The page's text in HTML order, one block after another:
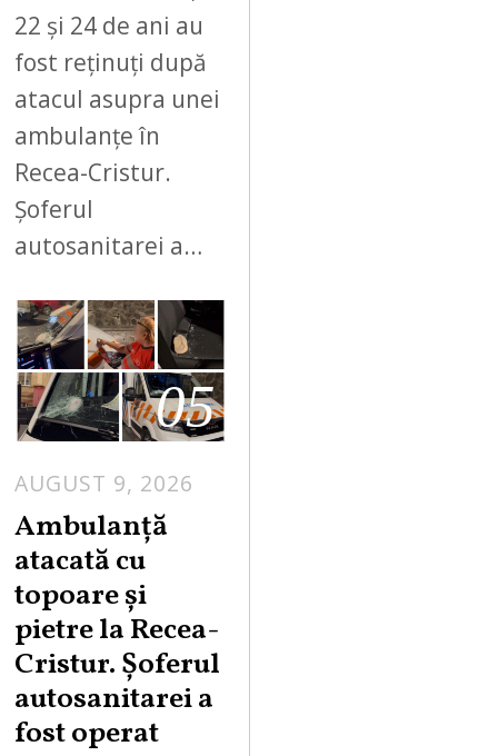
22 și 24 de ani au
fost reținuți după
atacul asupra unei
ambulanțe în
Recea-Cristur.
Șoferul
autosanitarei a…
05
AUGUST 9, 2026
Ambulanță
atacată cu
topoare și
pietre la Recea-
Cristur. Șoferul
autosanitarei a
fost operat